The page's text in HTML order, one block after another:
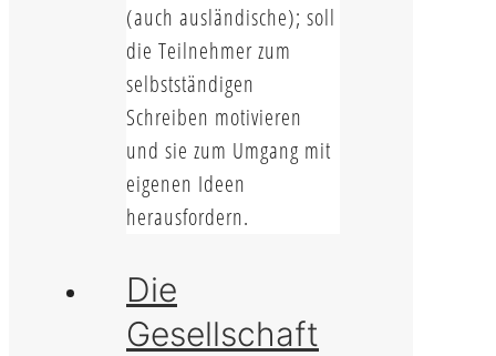
(auch ausländische); soll
die Teilnehmer zum
selbstständigen
Schreiben motivieren
und sie zum Umgang mit
eigenen Ideen
herausfordern.
Die
Gesellschaft